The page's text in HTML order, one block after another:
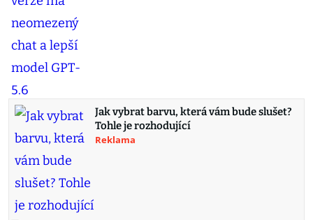
Jak vybrat barvu, která vám bude slušet?
Tohle je rozhodující
Reklama